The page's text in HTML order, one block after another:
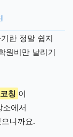
란 정말 쉽지
원비만 날리기
칭 이
에서
니까요.